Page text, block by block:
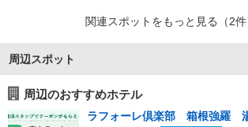
関連スポットをもっと見る （2件
周辺スポット
周辺のおすすめホテル
ラフォーレ倶楽部 箱根強羅